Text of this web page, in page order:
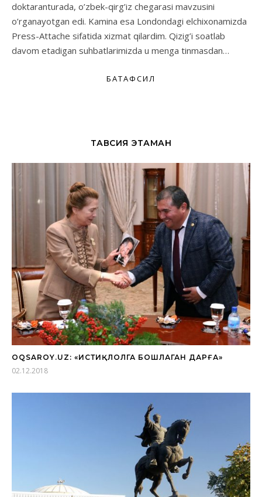
doktaranturada, o’zbek-qirg’iz chegarasi mavzusini
o’rganayotgan edi. Kamina esa Londondagi elchixonamizda
Press-Attache sifatida xizmat qilardim. Qizig’i soatlab
davom etadigan suhbatlarimizda u menga tinmasdan…
БАТАФСИЛ
ТАВСИЯ ЭТАМАН
OQSAROY.UZ: «ИСТИҚЛОЛГА БОШЛАГАН ДАРҒА»
02.12.2018